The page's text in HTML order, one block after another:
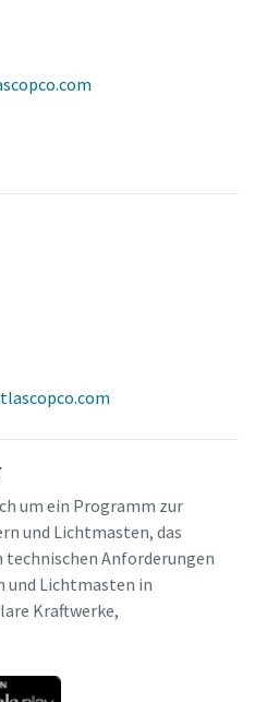
um ein Programm zur
und Lichtmasten, das
Anforderungen
und Lichtmasten in
Kraftwerke,